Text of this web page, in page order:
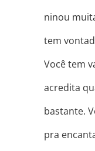
ninou
tem
Você tem
acredita
bastante.
pra